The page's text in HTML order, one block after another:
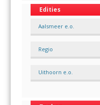
Edities
Aalsmeer e.o.
Regio
Uithoorn e.o.